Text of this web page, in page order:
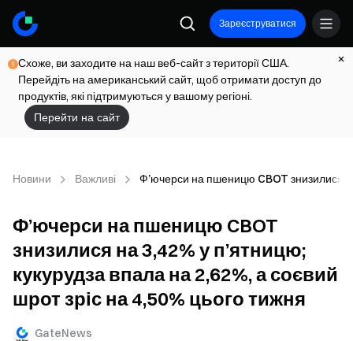
Зареєструватися
Схоже, ви заходите на наш веб-сайт з території США.
Перейдіть на американський сайт, щоб отримати доступ до
продуктів, які підтримуються у вашому регіоні.
Перейти на сайт
Новини Важливі Ф’ючерси на пшеницю CBOT знизилися
Ф’ючерси на пшеницю CBOT
знизилися на 3,42% у п’ятницю;
кукурудза впала на 2,62%, а соєвий
шрот зріс на 4,50% цього тижня
GateNews